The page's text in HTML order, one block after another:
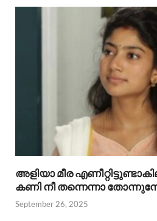
അളിയാ മീര
കണി നീ തന്നെന്നാ
September 26, 2025